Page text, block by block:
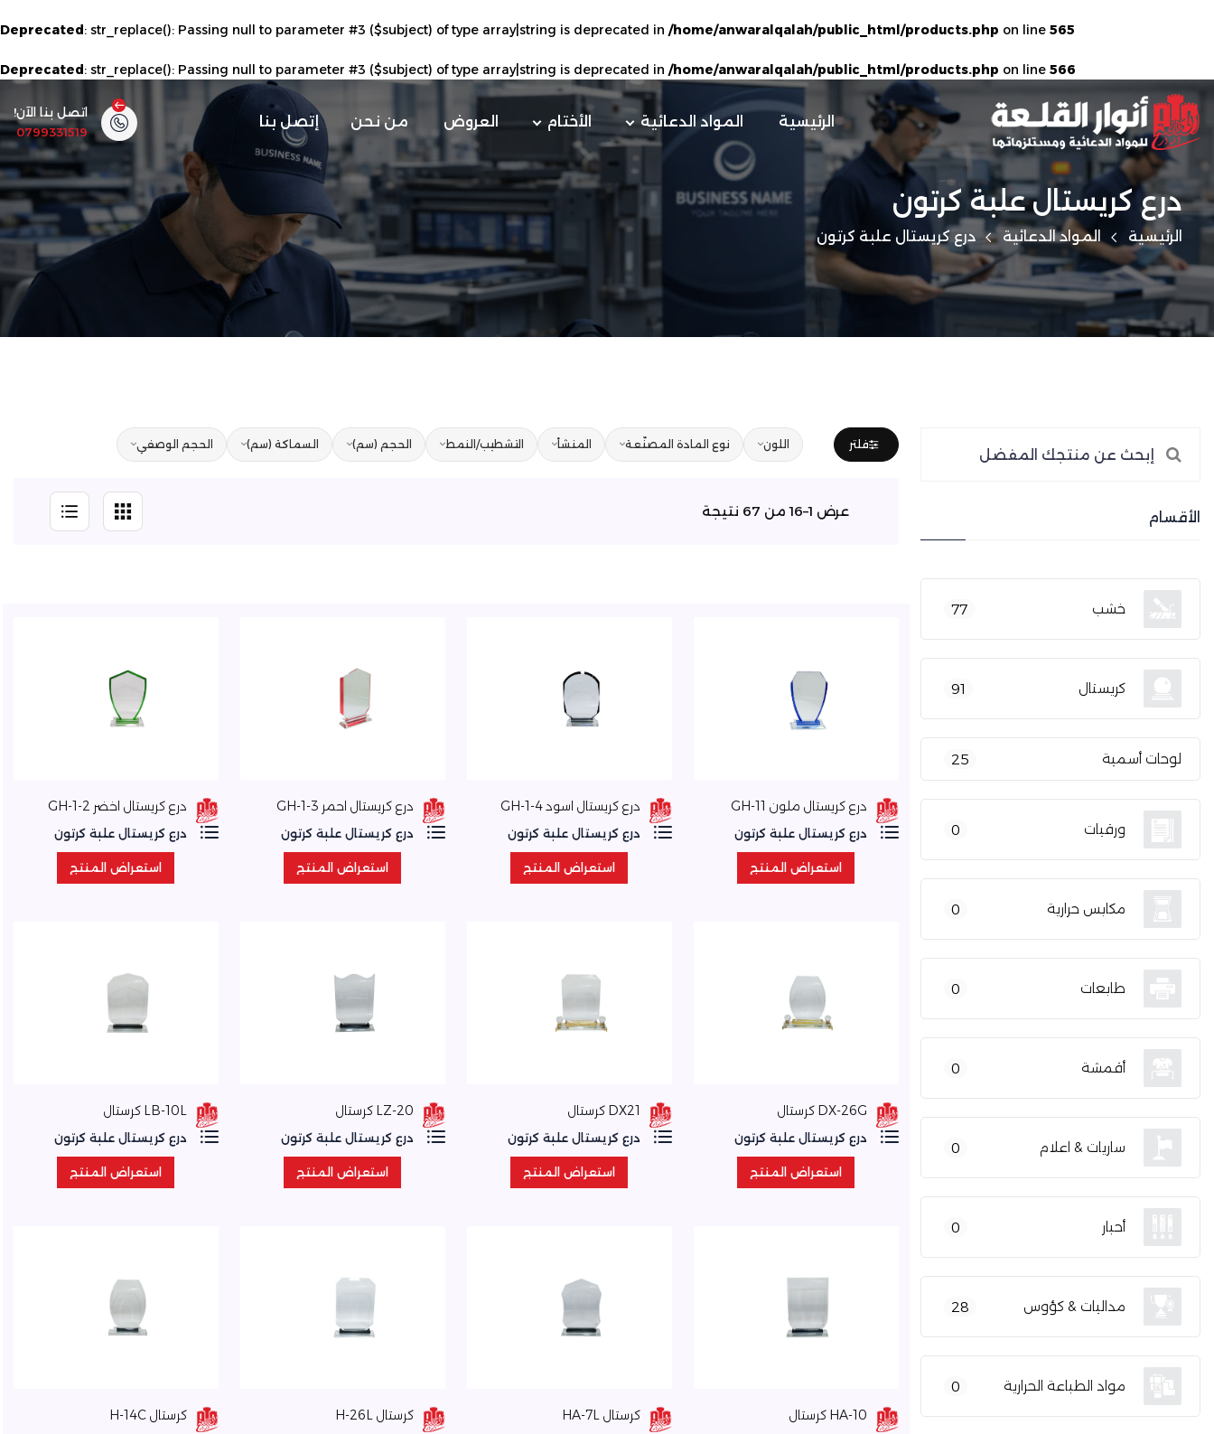
Deprecated: str_replace(): Passing null to parameter #3 ($subject) of type array|string is deprecated in /home/anwaralqalah/public_html/products.php on line 565
Deprecated: str_replace(): Passing null to parameter #3 ($subject) of type array|string is deprecated in /home/anwaralqalah/public_html/products.php on line 566
الرئيسية المواد الدعائية الأختام العروض من نحن إتصل بنا
اتصل بنا الآن!
0799331519
درع كريستال علبة كرتون
الرئيسية المواد الدعائية درع كريستال علبة كرتون
الأقسام
خشب 77
كريستال 91
لوحات أسمية 25
ورقيات 0
مكابس حرارية 0
طابعات 0
أقمشة 0
ساريات & اعلام 0
أحبار 0
مداليات & كؤوس 28
مواد الطباعة الحرارية 0
فلتر اللون نوع المادة المصنّعة المنشأ التشطيب/النمط الحجم (سم) السماكة (سم) الحجم الوصفي
عرض 1–16 من 67 نتيجة
درع كريستال ملون GH-11
درع كريستال علبة كرتون
استعراض المنتج
استعراض المنتج
درع كريستال اسود GH-1-4
درع كريستال علبة كرتون
استعراض المنتج
استعراض المنتج
درع كريستال احمر GH-1-3
درع كريستال علبة كرتون
استعراض المنتج
استعراض المنتج
درع كريستال اخضر GH-1-2
درع كريستال علبة كرتون
استعراض المنتج
استعراض المنتج
DX-26G كرستال
درع كريستال علبة كرتون
استعراض المنتج
استعراض المنتج
DX21 كرستال
درع كريستال علبة كرتون
استعراض المنتج
استعراض المنتج
LZ-20 كرستال
درع كريستال علبة كرتون
استعراض المنتج
استعراض المنتج
LB-10L كرستال
درع كريستال علبة كرتون
استعراض المنتج
استعراض المنتج
HA-10 كرستال كرستال HA-7L كرستال H-26L كرستال H-14C